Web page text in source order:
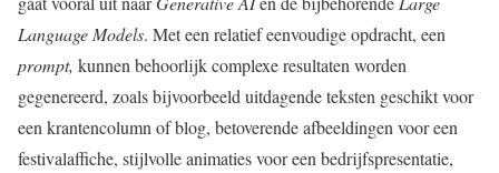
Language Models. Met een relatief eenvoudige opdracht, een
prompt, kunnen behoorlijk complexe resultaten worden
gegenereerd, zoals bijvoorbeeld uitdagende teksten geschikt voor
een krantencolumn of blog, betoverende afbeeldingen voor een
festivalaffiche, stijlvolle animaties voor een bedrijfspresentatie,